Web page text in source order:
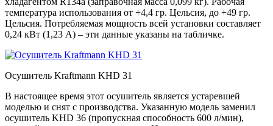
температура использования от +4,4 гр. Цельсия, до +49 гр.
Цельсия. Потребляемая мощность всей установки составляет
0,24 кВт (1,23 А) – эти данные указаны на табличке.
Осушитель Kraftmann KHD 31
В настоящее время этот осушитель является устаревшей
моделью и снят с производства. Указанную модель заменил
осушитель KHD 36 (пропускная способность 600 л/мин),